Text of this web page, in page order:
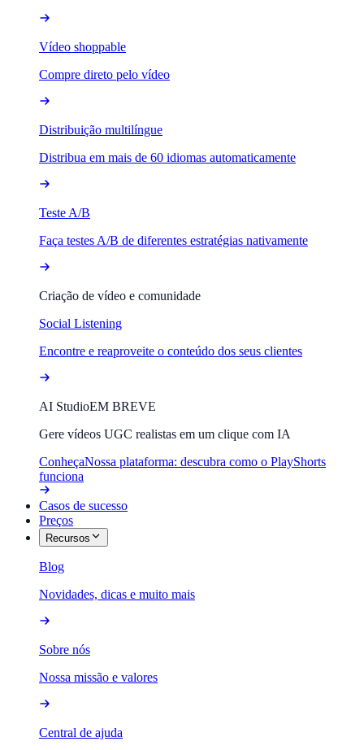
Vídeo shoppable
Compre direto pelo vídeo
Distribuição multilíngue
Distribua em mais de 60 idiomas automaticamente
Teste A/B
Faça testes A/B de diferentes estratégias nativamente
Criação de vídeo e comunidade
Social Listening
Encontre e reaproveite o conteúdo dos seus clientes
AI StudioEM BREVE
Gere vídeos UGC realistas em um clique com IA
ConheçaNossa plataforma: descubra como o PlayShorts
funciona
Casos de sucesso
Preços
Recursos
Blog
Novidades, dicas e muito mais
Sobre nós
Nossa missão e valores
Central de ajuda